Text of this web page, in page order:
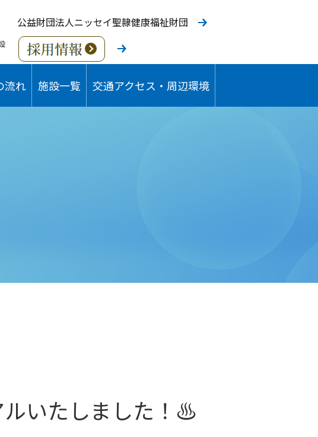
公益財団法人ニッセイ聖隷健康福祉財団
流れ 施設一覧 交通アクセス・周辺環境
いたしました！♨